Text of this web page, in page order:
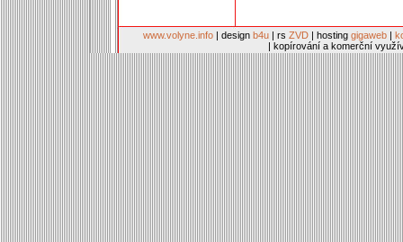
www.volyne.info | design b4u | rs ZVD | hosting gigaweb |
| kopírování a komerční